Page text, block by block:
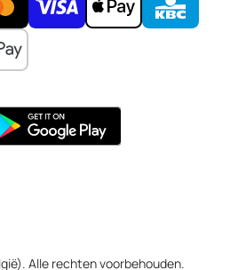
Alle rechten voorbehouden.